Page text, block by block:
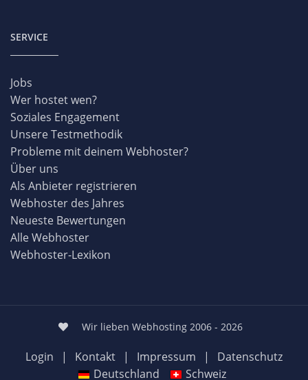
SERVICE
Jobs
Wer hostet wen?
Soziales Engagement
Unsere Testmethodik
Probleme mit deinem Webhoster?
Über uns
Als Anbieter registrieren
Webhoster des Jahres
Neueste Bewertungen
Alle Webhoster
Webhoster-Lexikon
Wir lieben Webhosting 2006 - 2026
Login | Kontakt | Impressum |
Datenschutz
Deutschland
Schweiz